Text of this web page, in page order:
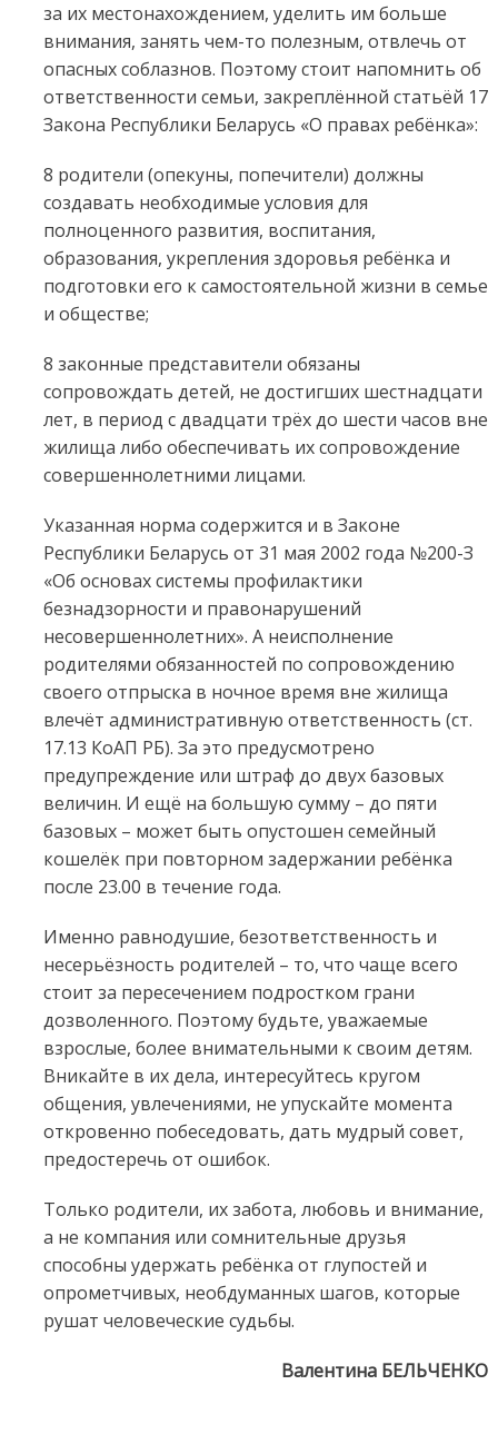
за их местонахождением, уделить им больше
внимания, занять чем-то полезным, отвлечь от
опасных соблазнов. Поэтому стоит напомнить об
ответственности семьи, закреплённой статьёй 17
Закона Республики Беларусь «О правах ребёнка»:
8 родители (опекуны, попечители) должны
создавать необходимые условия для
полноценного развития, воспитания,
образования, укрепления здоровья ребёнка и
подготовки его к самостоятельной жизни в семье
и обществе;
8 законные представители обязаны
сопровождать детей, не достигших шестнадцати
лет, в период с двадцати трёх до шести часов вне
жилища либо обеспечивать их сопровождение
совершеннолетними лицами.
Указанная норма содержится и в Законе
Республики Беларусь от 31 мая 2002 года №200-З
«Об основах системы профилактики
безнадзорности и правонарушений
несовершеннолетних». А неисполнение
родителями обязанностей по сопровождению
своего отпрыска в ночное время вне жилища
влечёт административную ответственность (ст.
17.13 КоАП РБ). За это предусмотрено
предупреждение или штраф до двух базовых
величин. И ещё на большую сумму – до пяти
базовых – может быть опустошен семейный
кошелёк при повторном задержании ребёнка
после 23.00 в течение года.
Именно равнодушие, безответственность и
несерьёзность родителей – то, что чаще всего
стоит за пересечением подростком грани
дозволенного. Поэтому будьте, уважаемые
взрослые, более внимательными к своим детям.
Вникайте в их дела, интересуйтесь кругом
общения, увлечениями, не упускайте момента
откровенно побеседовать, дать мудрый совет,
предостеречь от ошибок.
Только родители, их забота, любовь и внимание,
а не компания или сомнительные друзья
способны удержать ребёнка от глупостей и
опрометчивых, необдуманных шагов, которые
рушат человеческие судьбы.
Валентина БЕЛЬЧЕНКО